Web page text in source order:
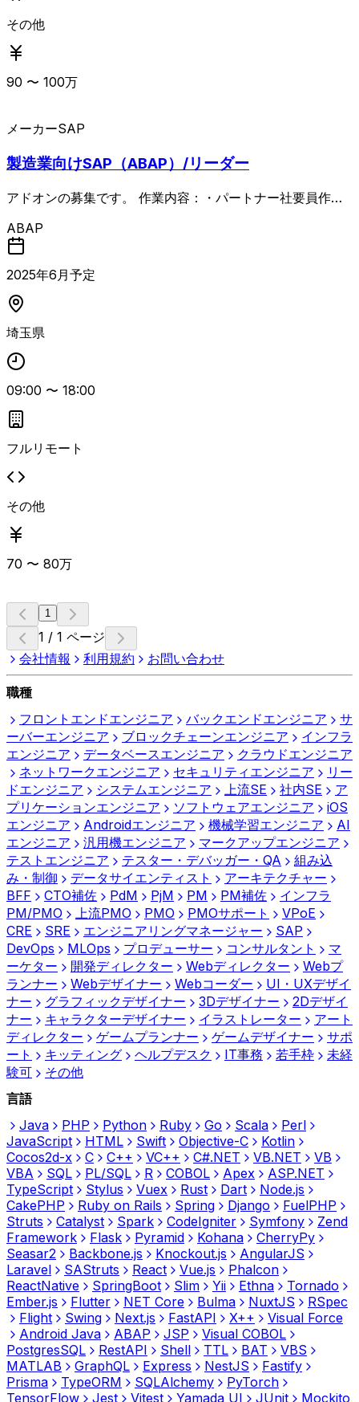
その他
90 〜 100万
メーカーSAP
製造業向けSAP（ABAP）/リーダー
アドオンの募集です。 作業内容：・パートナー社要員作成
工数管理 ・若手PGが実施したセルフチェックシートの
結果レビュー ・若手PGが実施した単体テストの結果レ
ビュー ・若手PGの開発進捗管理、相談受付 （タスクの段
取り、優先順の決定、技術的に複数解決策がある場合、その
決定等々） ・コンサル会社とのやり取り
ABAP
2025年6 月予定
埼玉県
09:00 〜 18:00
フルリモート
その他
70 〜 80万
1
1 / 1 ページ
会社情報
利用規約 お問い合わせ
職種
フロントエンドエンジニア
バックエンドエンジニア
サ
ーバーエンジニア
ブロックチェーンエンジニア
インフラ
エンジニア
データベースエンジニア
クラウドエンジニア
ネットワークエンジニア
セキュリティエンジニア
リー
ドエンジニア
システムエンジニア 上流SE 社内SE
ア
プリケーションエンジニア
ソフトウェアエンジニア
iOS
エンジニア
Androidエンジニア 機械学習エンジニア
AI
エンジニア
汎用機エンジニア
マークアップエンジニア
テストエンジニア
テスター・デバッガー・QA
組み込
み・制御
データサイエンティスト
アーキテクチャー
BFF
CTO補佐 PdM PjM PM PM補佐
インフラ
PM/PMO
上流PMO PMO PMOサポート
VPoE
CRE
SRE エンジニアリングマネージャー
SAP
DevOps
MLOps プロデューサー コンサルタント
マ
ーケター
開発ディレクター Webディレクター
Webプ
ランナー
Webデザイナー Webコーダー
UI・UXデザイ
ナー
グラフィックデザイナー 3Dデザイナー
2Dデザイ
ナー
キャラクターデザイナー イラストレーター
アート
ディレクター
ゲームプランナー ゲームデザイナー
サポ
ート
キッティング ヘルプデスク IT事務 若手枠
未経
験可
その他
言語
Java
PHP Python Ruby Go Scala
Perl
JavaScript
HTML Swift Objective-C
Kotlin
Cocos2d-x
C C++ VC++ C#.NET VB.NET
VB
VBA
SQL PL/SQL R COBOL Apex
ASP.NET
TypeScript
Stylus Vuex Rust Dart
Node.js
CakePHP
Ruby on Rails Spring Django
FuelPHP
Struts
Catalyst Spark CodeIgniter Symfony
Zend
Framework
Flask Pyramid Kohana
CherryPy
Seasar2
Backbone.js Knockout.js
AngularJS
Laravel
SAStruts React Vue.js
Phalcon
ReactNative
SpringBoot Slim Yii Ethna
Tornado
Ember.js
Flutter NET Core Bulma NuxtJS
RSpec
Flight
Swing Next.js FastAPI X++
Visual Force
Android Java
ABAP JSP
Visual COBOL
PostgresSQL
RestAPI Shell TTL BAT
VBS
MATLAB
GraphQL Express NestJS
Fastify
Prisma
TypeORM SQLAlchemy
PyTorch
TensorFlow
Jest Vitest Yamada UI JUnit Mockito